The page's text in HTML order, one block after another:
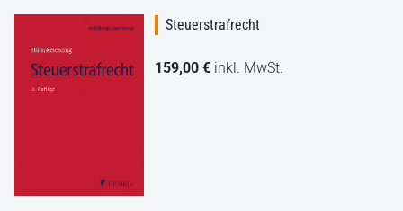
Steuerstrafrecht
159,00 € inkl. MwSt.